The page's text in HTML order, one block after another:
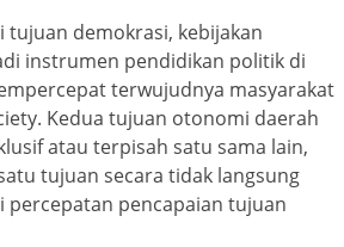
tujuan demokrasi, kebijakan
instrumen pendidikan politik di
terwujudnya masyarakat
Kedua tujuan otonomi daerah
atau terpisah satu sama lain,
tujuan secara tidak langsung
percepatan pencapaian tujuan